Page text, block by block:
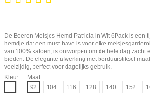
De Beeren Meisjes Hemd Patricia in Wit 6Pack is een
hemdje dat een must-have is voor elke
van 100% katoen, is ontworpen om de hele dag zacht
bieden. De elegante afwerking met borduurstiksel
veelzijdig, perfect voor dagelijks gebruik.
Kleur
Maat
92
104 116 128 140 152